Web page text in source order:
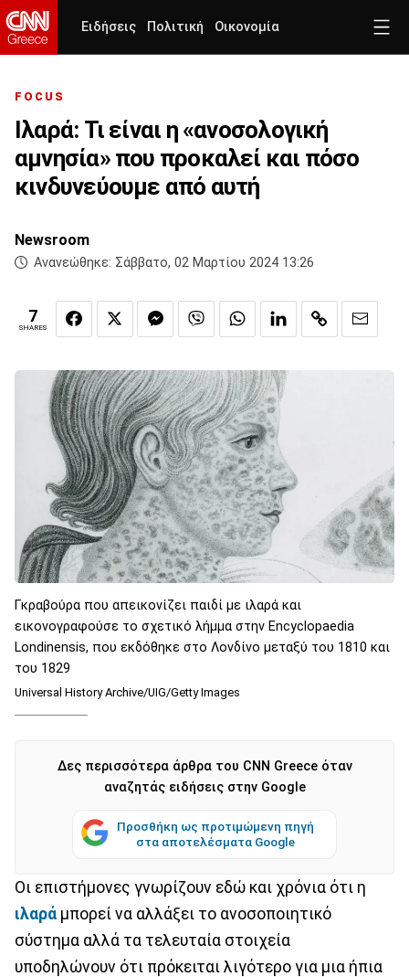
Ειδήσεις Πολιτική Οικονομία
FOCUS
Ιλαρά: Τι είναι η «ανοσολογική
αμνησία» που προκαλεί και πόσο
κινδυνεύουμε από αυτή
Newsroom
Ανανεώθηκε: Σάββατο, 02 Μαρτίου 2024 13:26
7
SHARES
Γκραβούρα που απεικονίζει παιδί με ιλαρά και
εικονογραφούσε το σχετικό λήμμα στην Encyclopaedia
Londinensis, που εκδόθηκε στο Λονδίνο μεταξύ του 1810 και
του 1829
Universal History Archive/UIG/Getty Images
Δες περισσότερα άρθρα του CNN Greece όταν
αναζητάς ειδήσεις στην Google
Προσθήκη ως προτιμώμενη πηγή
στα αποτελέσματα Google
Οι επιστήμονες γνωρίζουν εδώ και χρόνια ότι η
ιλαρά μπορεί να αλλάξει το ανοσοποιητικό
σύστημα αλλά τα τελευταία στοιχεία
υποδηλώνουν ότι πρόκειται λιγότερο για μια ήπια